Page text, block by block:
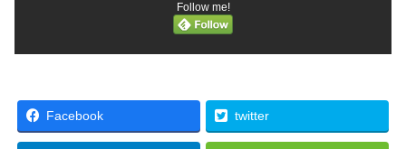
Follow me!
Facebook twitter